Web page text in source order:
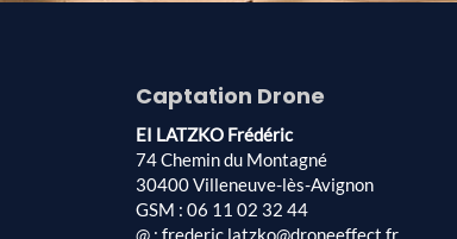
Captation Drone
EI LATZKO Frédéric
74 Chemin du Montagné
30400 Villeneuve-lès-Avignon
GSM : 06 11 02 32 44
@ : frederic.latzko@droneeffect.fr